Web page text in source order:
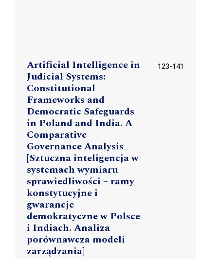
Artificial Intelligence in
Judicial Systems:
Constitutional
Frameworks and
Democratic Safeguards
in Poland and India. A
Comparative
Governance Analysis
[Sztuczna inteligencja w
systemach wymiaru
sprawiedliwości – ramy
konstytucyjne i
gwarancje
demokratyczne w Polsce
i Indiach. Analiza
porównawcza modeli
zarządzania]
123-141